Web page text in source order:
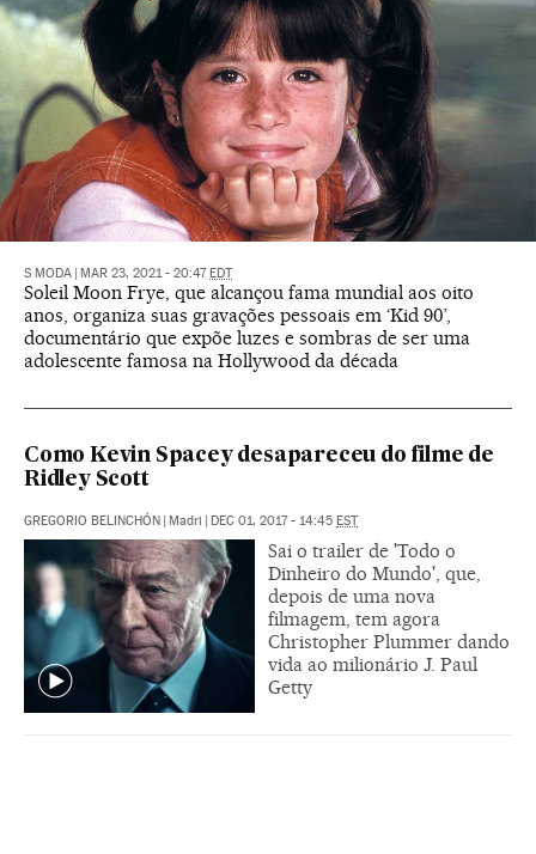
S MODA MAR 23, 2021 - 20:47 EDT
Soleil Moon Frye, que alcançou fama mundial aos oito
anos, organiza suas gravações pessoais em ‘Kid 90’,
documentário que expõe luzes e sombras de ser uma
adolescente famosa na Hollywood da década
Como Kevin Spacey desapareceu do filme de
Ridley Scott
GREGORIO BELINCHÓN Madri DEC 01, 2017 - 14:45 EST
Sai o trailer de 'Todo o
Dinheiro do Mundo', que,
depois de uma nova
filmagem, tem agora
Christopher Plummer dando
vida ao milionário J. Paul
Getty